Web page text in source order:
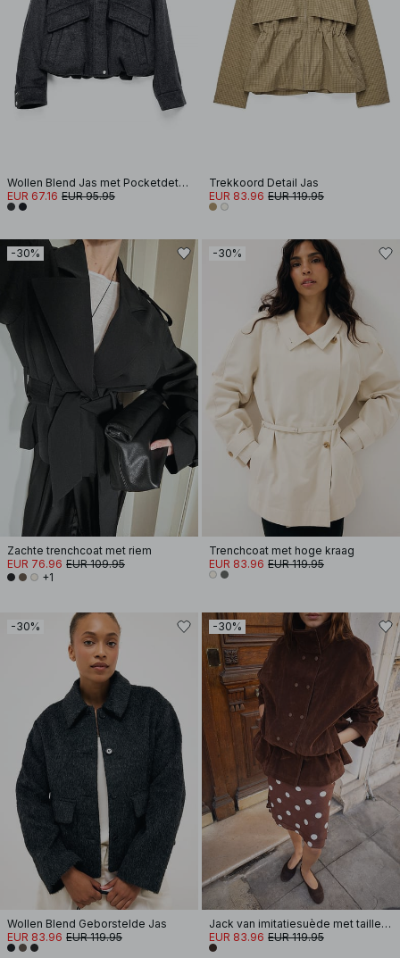
Wollen Blend Jas met Pocketdetails
EUR 67.16 EUR 95.95
Trekkoord Detail Jas
EUR 83.96 EUR 119.95
-30%
Zachte trenchcoat met riem
EUR 76.96 EUR 109.95
+1
-30%
Trenchcoat met hoge kraag
EUR 83.96 EUR 119.95
-30%
Wollen Blend Geborstelde Jas
EUR 83.96 EUR 119.95
-30%
Jack van imitatiesuède met tailledetail
EUR 83.96 EUR 119.95